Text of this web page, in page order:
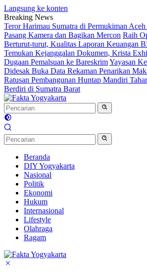
Langsung ke konten
Breaking News
Teror Harimau Sumatra di Permukiman
Pasang Kamera dan Bagikan Mercon Raih
Berturut-turut, Kualitas Laporan Keuangan
Temukan Kejanggalan Dokumen, Krista
Dugaan Pemalsuan ke BareskrimYayasan
Didesak Buka Data Rekaman Penarikan
Ratusan Pembangunan Huntap Mandiri
Berdiri di Sumatra Barat
Beranda
DIY Yogyakarta
Nasional
Politik
Ekonomi
Hukum
Internasional
Lifestyle
Olahraga
Ragam